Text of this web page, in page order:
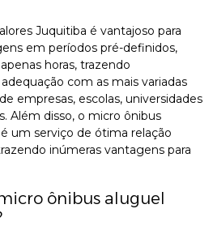
Juquitiba é vantajoso para
em períodos pré-definidos,
horas, trazendo
com as mais variadas
empresas, escolas, universidades
Além disso, o micro ônibus
um serviço de ótima relação
inúmeras vantagens para
ônibus aluguel